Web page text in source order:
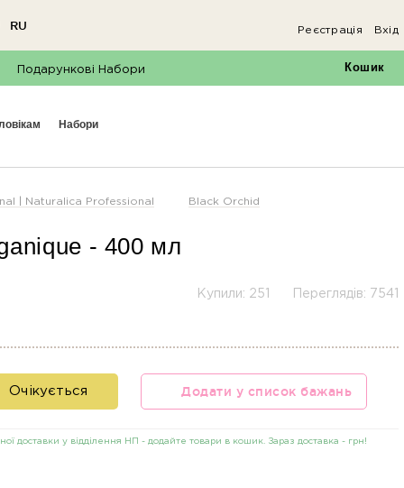
RU Реєстрація Вхід
Подарункові Набори Кошик
набори
| Naturalica Professional Black Orchid
- 400 мл
Переглядів: 7541
Купили: 251
Очікується Додати у список бажань
доставки у відділення НП - додайте товари в кошик. Зараз доставка - грн!